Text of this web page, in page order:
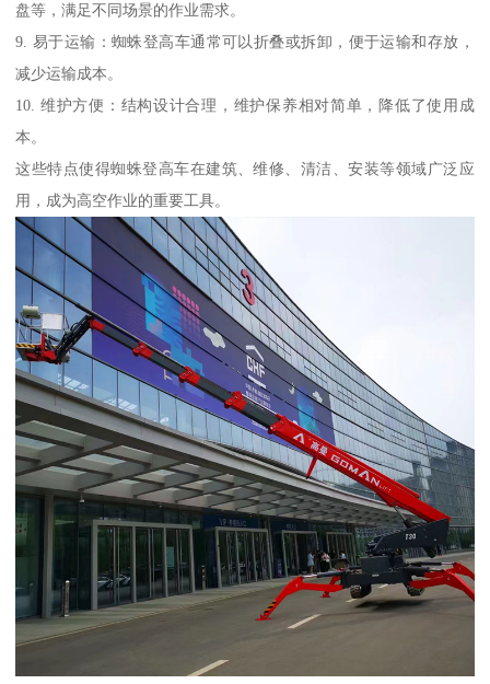
盘等，满足不同场景的作业需求。
9. 易于运输：蜘蛛登高车通常可以折叠或拆卸，便于运输和存放，
减少运输成本。
10. 维护方便：结构设计合理，维护保养相对简单，降低了使用成
本。
这些特点使得蜘蛛登高车在建筑、维修、清洁、安装等领域广泛应
用，成为高空作业的重要工具。